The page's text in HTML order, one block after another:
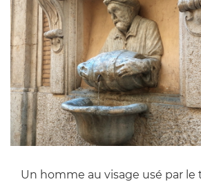
Un homme au visage usé par